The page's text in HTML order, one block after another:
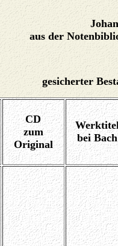
aus der
gesicherter
CD
zum
Original
bei Bach